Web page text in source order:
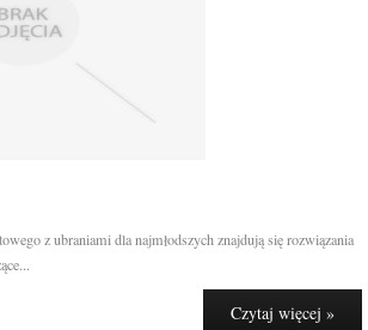
z ubraniami dla najmłodszych znajdują się rozwiązania
Czytaj więcej »